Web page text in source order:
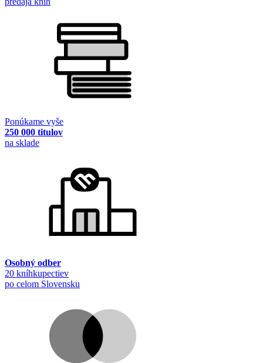
Ponúkame vyše
250 000 titulov
na sklade
Osobný odber
20 kníhkupectiev
po celom Slovensku